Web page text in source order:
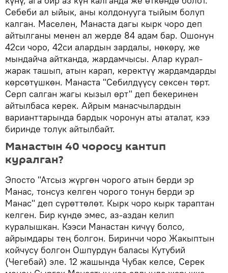
Себеби ал ыйык, аны колдонууга тыйым болуп
калган. Маселен, Манаста дагы кырк чоро деп
айтылганы менен ал жерде 84 адам бар. Ошонун
42си чоро, 42си алардын зардалы, нөкөрү, же
мындайча айтканда, жардамчысы. Алар курал-
жарак ташып, атын карап, керектүү жардамдарды
көрсөтүшкөн. Манаста "Себилдүүсү сексен төрт.
Серп салган жагы кызыл өрт" деп бекеринен
айтылбаса керек. Айрым манасчылардын
варианттарында бардык чоронун аты аталат, кээ
биринде толук айтылбайт.
Манастын 40 чоросу кантип
куралган?
Эпосто "Атсыз жүргөн чорого атын берди эр
Манас, тонсуз келген чорого тонун берди эр
Манас" деп сүрөттөлөт. Кырк чоро кырк тараптан
келген. Бир күндө эмес, аз-аздан келип
куралышкан. Кээси Манастан кичүү болсо,
айрымдары тең болгон. Биринчи чоро Жакыптын
койчусу болгон Ошпурдун баласы Кутубий
(Чегебай) эле. 12 жашында Чубак келсе, Серек